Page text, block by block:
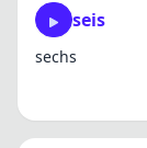
seis
sechs